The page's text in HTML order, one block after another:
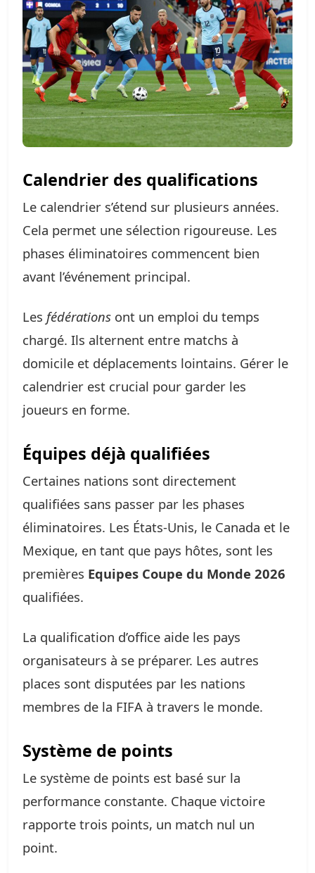
Calendrier des qualifications
Le calendrier s’étend sur plusieurs années.
Cela permet une sélection rigoureuse. Les
phases éliminatoires commencent bien
avant l’événement principal.
Les fédérations ont un emploi du temps
chargé. Ils alternent entre matchs à
domicile et déplacements lointains. Gérer le
calendrier est crucial pour garder les
joueurs en forme.
Équipes déjà qualifiées
Certaines nations sont directement
qualifiées sans passer par les phases
éliminatoires. Les États-Unis, le Canada et le
Mexique, en tant que pays hôtes, sont les
premières Equipes Coupe du Monde 2026
qualifiées.
La qualification d’office aide les pays
organisateurs à se préparer. Les autres
places sont disputées par les nations
membres de la FIFA à travers le monde.
Système de points
Le système de points est basé sur la
performance constante. Chaque victoire
rapporte trois points, un match nul un
point.